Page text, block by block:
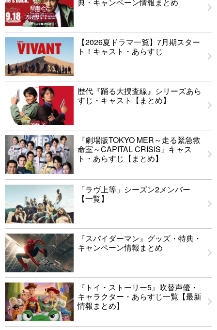
典・キャンペーン情報まとめ
【2026夏ドラマ一覧】7月期スター
ト！キャスト・あらすじ
歴代『踊る大捜査線』シリーズあら
すじ・キャスト【まとめ】
『劇場版TOKYO MER～走る緊急救
命室～CAPITAL CRISIS』キャス
ト・あらすじ【まとめ】
「ラヴ上等」シーズン2メンバー
【一覧】
『スパイダーマン』グッズ・特典・
キャンペーン情報まとめ
『トイ・ストーリー5』吹替声優・
キャラクター・あらすじ一覧【最新
情報まとめ】